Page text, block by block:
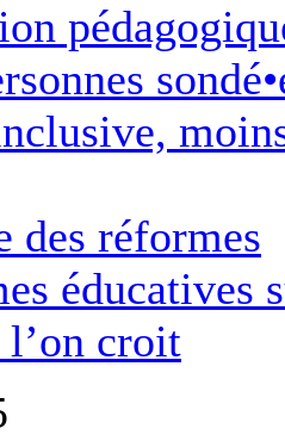
des réformes
éducatives
l’on croit